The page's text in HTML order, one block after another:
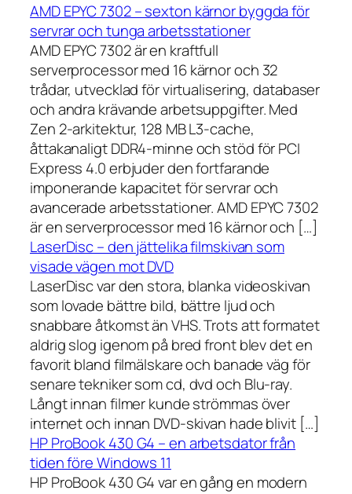
AMD EPYC 7302 – sexton kärnor byggda för
servrar och tunga arbetsstationer
AMD EPYC 7302 är en kraftfull
serverprocessor med 16 kärnor och 32
trådar, utvecklad för virtualisering, databaser
och andra krävande arbetsuppgifter. Med
Zen 2-arkitektur, 128 MB L3-cache,
åttakanaligt DDR4-minne och stöd för PCI
Express 4.0 erbjuder den fortfarande
imponerande kapacitet för servrar och
avancerade arbetsstationer. AMD EPYC 7302
är en serverprocessor med 16 kärnor och […]
LaserDisc – den jättelika filmskivan som
visade vägen mot DVD
LaserDisc var den stora, blanka videoskivan
som lovade bättre bild, bättre ljud och
snabbare åtkomst än VHS. Trots att formatet
aldrig slog igenom på bred front blev det en
favorit bland filmälskare och banade väg för
senare tekniker som cd, dvd och Blu-ray.
Långt innan filmer kunde strömmas över
internet och innan DVD-skivan hade blivit […]
HP ProBook 430 G4 – en arbetsdator från
tiden före Windows 11
HP ProBook 430 G4 var en gång en modern